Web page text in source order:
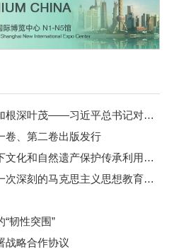
让中朝传统友谊之树更加根深叶茂——习近平总书记对朝鲜进行国事访问纪实
卷、第二卷出版发行
在习近平文化思想引领下文化和自然遗产保护传承利用工作开创新局面
伟大征程丨延安整风：一次深刻的马克思主义思想教育运动
韧性突围”
战略合作协议